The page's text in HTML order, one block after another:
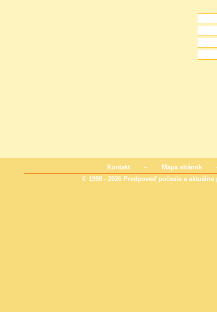
Kontakt ~ Mapa stránok
© 1998 - 2026 Predpoveď počasia a